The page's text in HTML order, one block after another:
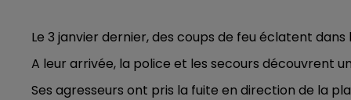
Le 3 janvier dernier, des coups de feu éclatent
A leur arrivée, la police et les secours découvrent
Ses agresseurs ont pris la fuite en direction de la